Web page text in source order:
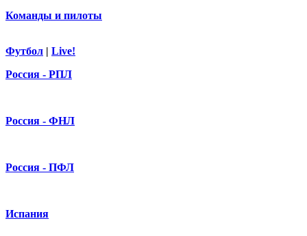
Команды и пилоты
Футбол | Live!
Россия - РПЛ
Россия - ФНЛ
Россия - ПФЛ
Испания